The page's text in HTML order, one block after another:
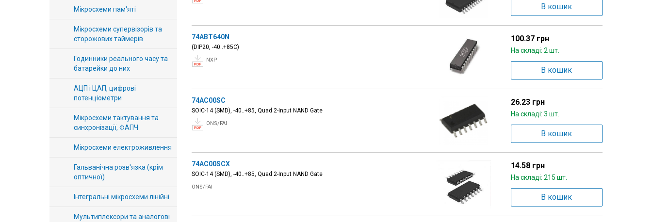
В кошик
74ABT640N
(DIP20, -40..+85C)
NXP
100.37 грн
На складі: 2 шт.
В кошик
74AC00SC
SOIC-14 (SMD), -40..+85, Quad 2-Input NAND Gate
ONS/FAI
26.23 грн
На складі: 3 шт.
В кошик
74AC00SCX
SOIC-14 (SMD), -40..+85, Quad 2-Input NAND Gate
ONS/FAI
14.58 грн
На складі: 215 шт.
В кошик
Мікросхеми пам'яті
Мікросхеми супервізорів та
сторожових таймерів
Годинники реального часу та
батарейки до них
АЦП і ЦАП, цифрові
потенціометри
Мікросхеми тактування та
синхронізації, ФАПЧ
Мікросхеми електроживлення
Гальванічна розв'язка (крім
оптичної)
Інтегральні мікросхеми лінійні
Мультиплексори та аналогові